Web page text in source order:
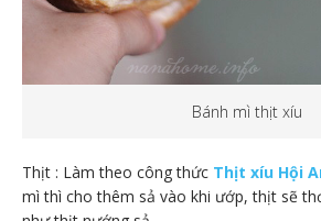
Bánh mì thịt xíu
Thịt : Làm theo công thức Thịt xíu Hội
mì thì cho thêm sả vào khi ướp, thịt sẽ